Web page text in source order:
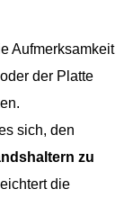
Aufmerksamkeit
der Platte
sich, den
zu
die